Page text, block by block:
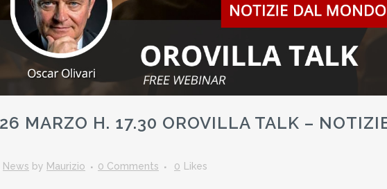
MARZO H. 17.30 OROVILLA TALK –
News by Maurizio 0 Comments 0 Likes